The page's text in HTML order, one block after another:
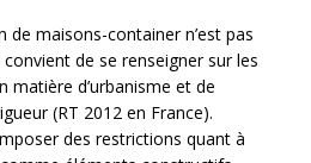
maisons-container n’est pas
de se renseigner sur les
matière d’urbanisme et de
(RT 2012 en France).
des restrictions quant à